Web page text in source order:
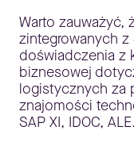
Warto zauważyć,
zintegrowanych
doświadczenia z
biznesowej
logistycznych za
znajomości
SAP XI, IDOC, ALE.